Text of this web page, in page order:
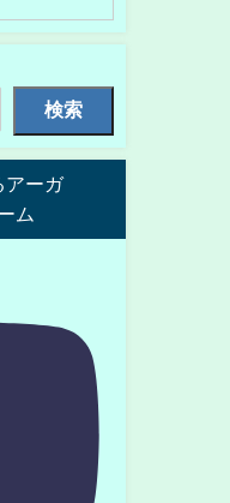
検索
アーガ
ム